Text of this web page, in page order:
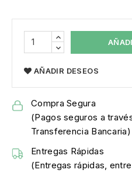
AÑADIR DESEOS
Compra Segura
(Pagos seguros a
Transferencia Bancaria)
Entregas Rápidas
(Entregas rápidas,